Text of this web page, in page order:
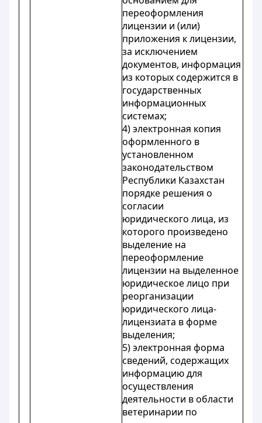
переоформления
лицензии и (или)
приложения к лицензии,
за исключением
документов, информация
из которых содержится в
государственных
информационных
системах;
4) электронная копия
оформленного в
установленном
законодательством
Республики Казахстан
порядке решения о
согласии
юридического лица, из
которого произведено
выделение на
переоформление
лицензии на выделенное
юридическое лицо при
реорганизации
юридического лица-
лицензиата в форме
выделения;
5) электронная форма
сведений, содержащих
информацию для
осуществления
деятельности в области
ветеринарии по